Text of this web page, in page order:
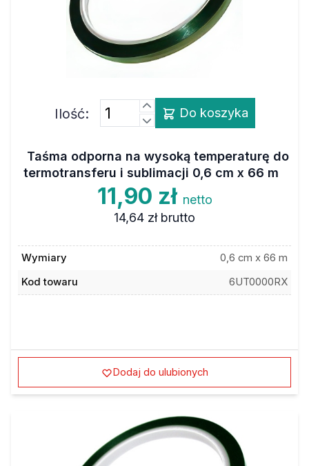
Ilość: Do koszyka
Taśma odporna na wysoką temperaturę do
termotransferu i sublimacji 0,6 cm x 66 m
11,90 zł netto
14,64 zł brutto
Wymiary
0,6 cm x 66 m
Kod towaru
6UT0000RX
Dodaj do ulubionych